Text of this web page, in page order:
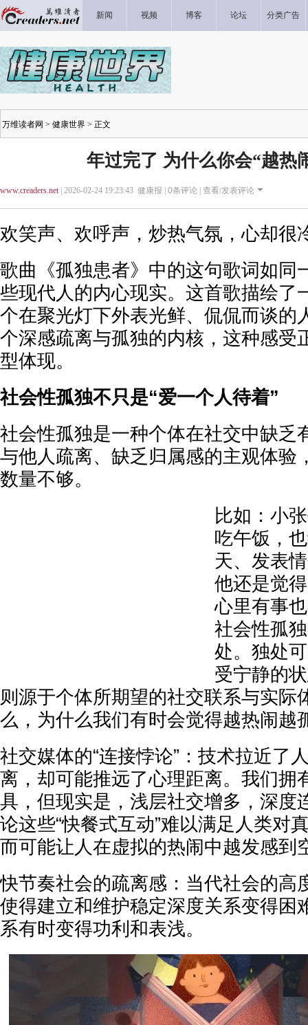
新闻 视频 博客 论坛 分类广告
万维读者网 > 健康世界 > 正文
年过完了 为什么你会“越热
www.creaders.net| 2026-02-24 19:23:43 健康报 | 0条评论 | 查看/发表评论
欢笑声、欢呼声，炒热气氛，心却
歌曲《孤独患者》中的这句歌词如同
些现代人的内心现实。这首歌描绘了
个在聚光灯下外表光鲜、侃侃而谈的
个深感疏离与孤独的内核，这种感受
型体现。
社会性孤独不只是“爱一个人待着”
社会性孤独是一种个体在社交中缺乏
与他人疏离、缺乏归属感的主观体验
数量不够。
比如：小
吃午饭，
天、发表
他还是觉
心里有事
社会性孤
处。独处
受宁静的
则源于个体所期望的社交联系与实际
么，为什么我们有时会觉得越热闹越
社交媒体的“连接悖论”：技术拉近了
离，却可能推远了心理距离。我们拥
具，但现实是，浅层社交增多，深度
论这些“快餐式互动”难以满足人类对
而可能让人在虚拟的热闹中越发感到
快节奏社会的疏离感：当代社会的高
使得建立和维护稳定深度关系变得困
系有时变得功利和表浅。